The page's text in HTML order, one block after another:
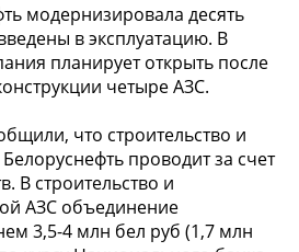
модернизировала десять
в эксплуатацию. В
планирует открыть после
четыре АЗС.
что строительство и
проводит за счет
В строительство и
АЗС объединение
3,5-4 млн бел руб (1,7 млн